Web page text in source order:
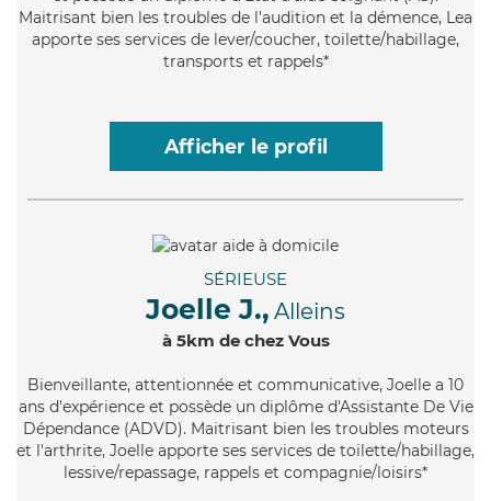
Maitrisant bien les troubles de l'audition et la démence, Lea
apporte ses services de lever/coucher, toilette/habillage,
transports et rappels*
Afficher le profil
SÉRIEUSE
Joelle J., Alleins
à 5km de chez Vous
Bienveillante, attentionnée et communicative, Joelle a 10
ans d'expérience et possède un diplôme d'Assistante De Vie
Dépendance (ADVD). Maitrisant bien les troubles moteurs
et l'arthrite, Joelle apporte ses services de toilette/habillage,
lessive/repassage, rappels et compagnie/loisirs*